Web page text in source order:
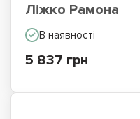
Ліжко Рамона
В наявності
5 837 грн